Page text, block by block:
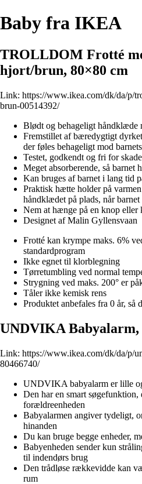
Baby fra IKEA
TROLLDOM Frotté
hjort/brun, 80×80 cm
Link: https://www.ikea.com/dk/da/p/
brun-00514392/
Blødt og behageligt håndklæde
Fremstillet af bæredygtigt
der føles behageligt mod
Testet, godkendt og fri for
Meget absorberende, så barnet
Kan bruges af barnet i lang tid
Praktisk hætte holder på
håndklædet på plads, når
Nem at hænge på en knop
Designet af Malin Gyllensvaan
Frotté kan krympe maks. 6%
standardprogram
Ikke egnet til klorblegning
Tørretumbling ved normal
Strygning ved maks. 200° er
Tåler ikke kemisk rens
Produktet anbefales fra 0 år,
UNDVIKA
Link: https://www.ikea.com/dk/da/p/
80466740/
UNDVIKA babyalarm er lille
Den har en smart
forældreenheden
Babyalarmen angiver tydeligt,
hinanden
Du kan bruge begge enheder,
Babyenheden sender kun
til indendørs brug
Den trådløse rækkevidde kan
rum